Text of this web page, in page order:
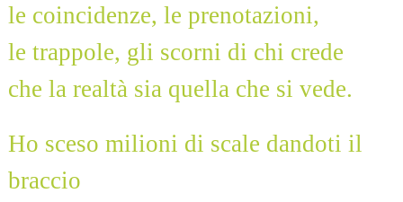
le coincidenze, le prenotazioni,
le trappole, gli scorni di chi crede
che la realtà sia quella che si vede.
Ho sceso milioni di scale dandoti il
braccio